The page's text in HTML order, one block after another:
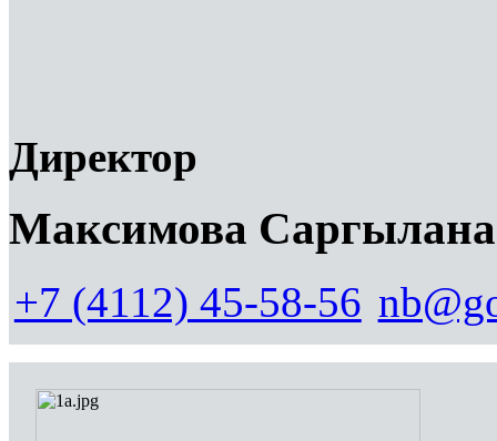
Директор
Максимова
+7 (4112) 45-58-56